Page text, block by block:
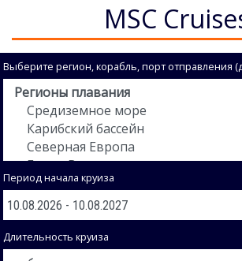
MSC
Выберите регион, корабль, порт отправления
Период начала круиза
Длительность круиза